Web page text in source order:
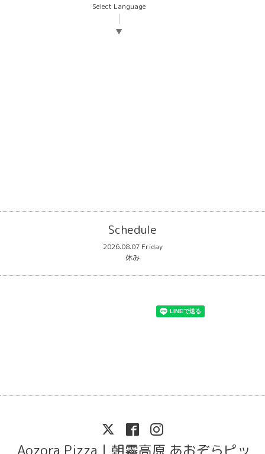
Select Language
▼
Schedule
2026.08.07 Friday
休み
Aozora Pizza｜朝霧高原 あおぞらピッ